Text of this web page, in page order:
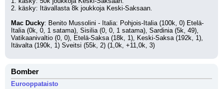
2. käsky: Itävallasta 8k joukkoja Keski-Saksaan.
Mac Ducky: Benito Mussolini - Italia: Pohjois-Italia (100k, 0) Etelä-
Italia (0k, 0, 1 satama), Sisilia (0, 0, 1 satama), Sardinia (5k, 49),
Vatikaanivaltio (0, 0), Etelä-Saksa (18k, 1), Keski-Saksa (192k, 1),
Itävalta (190k, 1) Sveitsi (55k, 2) (1,0k, +11,0k, 3)
Bomber
Eurooppataisto